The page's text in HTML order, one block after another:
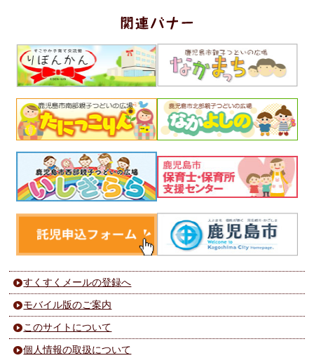
すくすくメールの登録へ
モバイル版のご案内
このサイトについて
個人情報の取扱について